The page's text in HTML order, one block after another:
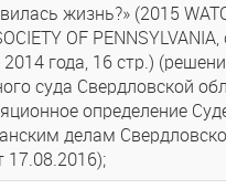
жизнь?» (2015 WATCH
OF PENNSYLVANIA,
года, 16 стр.) (решение
суда Свердловской
определение
делам Свердловского
17.08.2016);